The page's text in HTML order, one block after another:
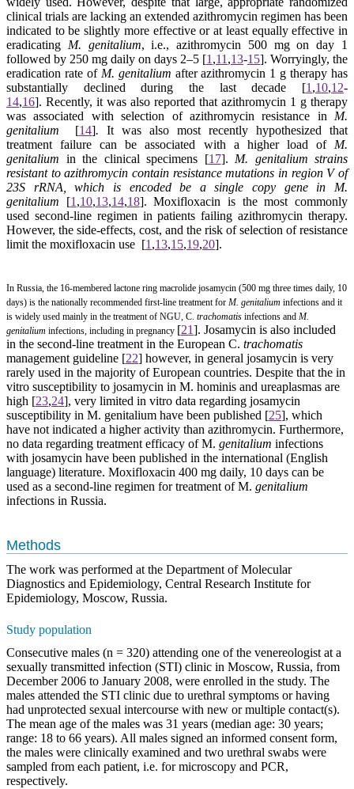
clinical trials are lacking an extended azithromycin regimen has been
indicated to be slightly more effective or at least equally effective in
eradicating M. genitalium, i.e., azithromycin 500 mg on day 1
followed by 250 mg daily on days 2–5 [1 ,11 ,13-15]. Worryingly, the
eradication rate of M. genitalium after azithromycin 1 g therapy has
substantially declined during the last decade [1 ,10,12-
14,16]. Recently, it was also reported that azithromycin 1 g therapy
was associated with selection of azithromycin resistance in M.
genitalium
[14]. It was also most recently hypothesized that
treatment failure can be associated with a higher load of M.
genitalium in the clinical specimens [17]. M. genitalium strains
resistant to azithromycin contain resistance mutations in region V of
23S rRNA, which is encoded be a single copy gene in M.
genitalium [1 ,10,13,14,18].Moxifloxacin is the most commonly
used second-line regimen in patients failing azithromycin therapy.
However, the side-effects, cost, and the risk of selection of resistance
limit the moxifloxacin use [1 ,13,15,19,20].
In Russia, the 16-membered lactone ring macrolide josamycin (500 mg three times daily, 10
days) is the nationally recommended first-line treatment for M. genitalium infections and it
is widely used mainly in the treatment of NGU, C. trachomatis infections and M.
genitalium infections, including in pregnancy [21]. Josamycin is also included
in the second-line treatment in the European C. trachomatis
management guideline [22] however, in general josamycin is very
rarely used in the majority of European countries. Despite that the in
vitro susceptibility to josamycin in M. hominis and ureaplasmas are
high [23,24], very limited in vitro data regarding josamycin
susceptibility in M. genitalium have been published [25], which
have not indicated a higher activity than azithromycin. Furthermore,
no data regarding treatment efficacy of M. genitalium infections
with josamycin have been published in the international (English
language) literature. Moxifloxacin 400 mg daily, 10 days can be
used as a second-line regimen for treatment of M. genitalium
infections in Russia.
Methods
The work was performed at the Department of Molecular
Diagnostics and Epidemiology, Central Research Institute for
Epidemiology, Moscow, Russia.
Study population
Consecutive males (n = 320) attending one of the venereologist at a
sexually transmitted infection (STI) clinic in Moscow, Russia, from
December 2006 to January 2008, were enrolled in the study. The
males attended the STI clinic due to urethral symptoms or having
had unprotected sexual intercourse with new or multiple contact(s).
The mean age of the males was 31 years (median age: 30 years;
range: 18 to 66 years). All males signed an informed consent form,
the males were clinically examined and two urethral swabs were
sampled from each patient, i.e. for microscopy and PCR,
respectively.